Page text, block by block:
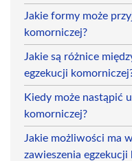
Jakie formy może
komorniczej?
Jakie są różnice
egzekucji
Kiedy może nastąpić
komorniczej?
Jakie możliwości ma
zawieszenia egzekucji